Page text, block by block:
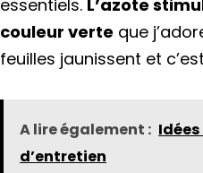
essentiels. L’azote
couleur verte que
feuilles jaunissent et
A lire également :
d’entretien